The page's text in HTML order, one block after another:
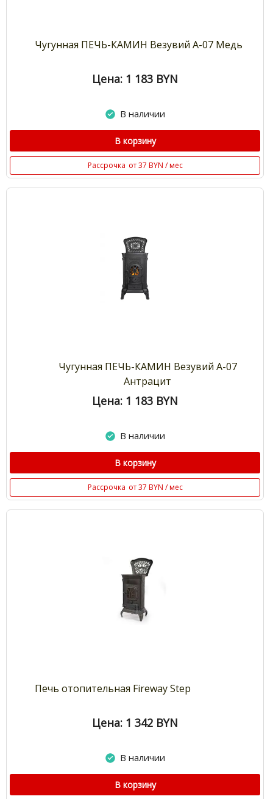
Чугунная ПЕЧЬ-КАМИН Везувий А-07 Медь
Цена: 1 183 BYN
В наличии
В корзину
Рассрочка от 37 BYN / мес
Чугунная ПЕЧЬ-КАМИН Везувий А-07
Антрацит
Цена: 1 183 BYN
В наличии
В корзину
Рассрочка от 37 BYN / мес
Печь отопительная Fireway Step
Цена: 1 342 BYN
В наличии
В корзину